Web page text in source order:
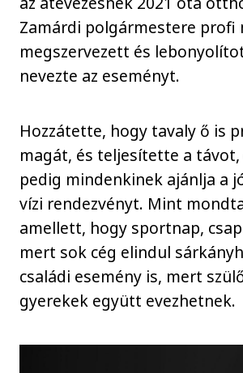
Zamárdi polgármestere profi
megszervezett és
nevezte az eseményt.
Hozzátette, hogy tavaly ő is
magát, és teljesítette a távot,
pedig mindenkinek ajánlja a
vízi rendezvényt. Mint
amellett, hogy sportnap,
mert sok cég elindul
családi esemény is, mert
gyerekek együtt evezhetnek.